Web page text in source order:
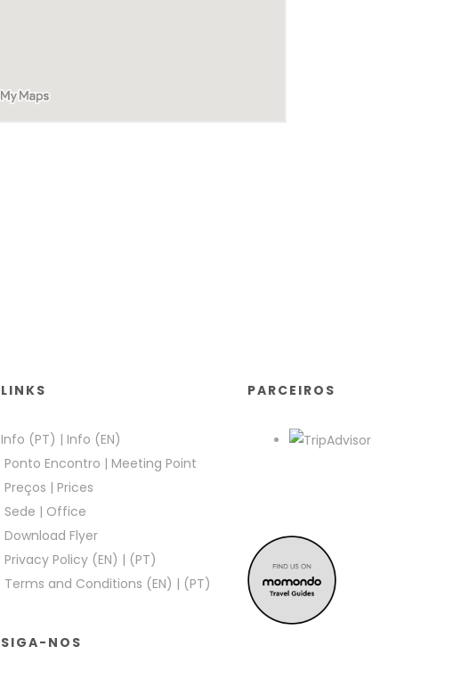
LINKS
Info (PT) | Info (EN)
Ponto Encontro | Meeting Point
Preços | Prices
Sede | Office
Download Flyer
Privacy Policy (EN) | (PT)
Terms and Conditions (EN) | (PT)
SIGA-NOS
PARCEIROS